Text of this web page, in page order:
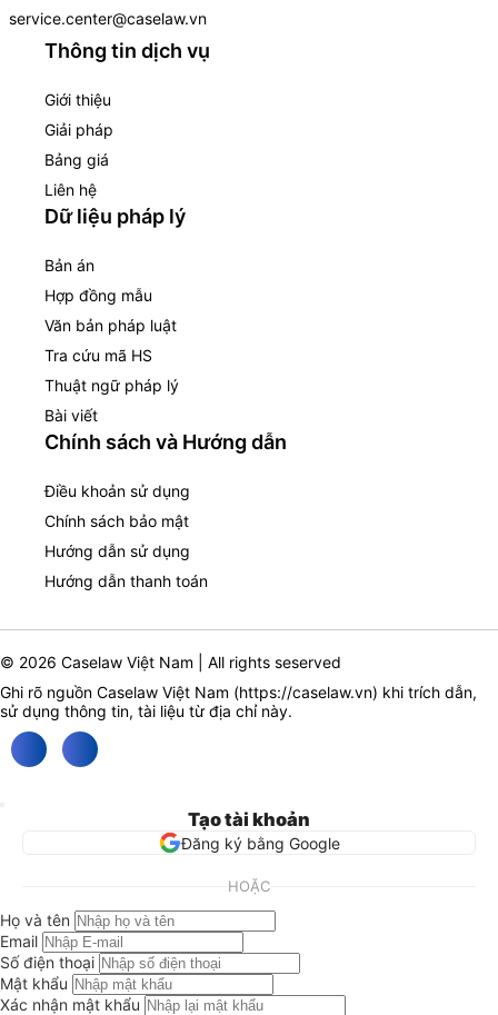
service.center@caselaw.vn
Thông tin dịch vụ
Giới thiệu
Giải pháp
Bảng giá
Liên hệ
Dữ liệu pháp lý
Bản án
Hợp đồng mẫu
Văn bản pháp luật
Tra cứu mã HS
Thuật ngữ pháp lý
Bài viết
Chính sách và Hướng dẫn
Điều khoản sử dụng
Chính sách bảo mật
Hướng dẫn sử dụng
Hướng dẫn thanh toán
© 2026 Caselaw Việt Nam | All rights seserved
Ghi rõ nguồn Caselaw Việt Nam (https://caselaw.vn) khi trích dẫn,
sử dụng thông tin, tài liệu từ địa chỉ này.
Tạo tài khoản
Đăng ký bằng Google
HOẶC
Họ và tên
Email
Số điện thoại
Mật khẩu
Xác nhận mật khẩu